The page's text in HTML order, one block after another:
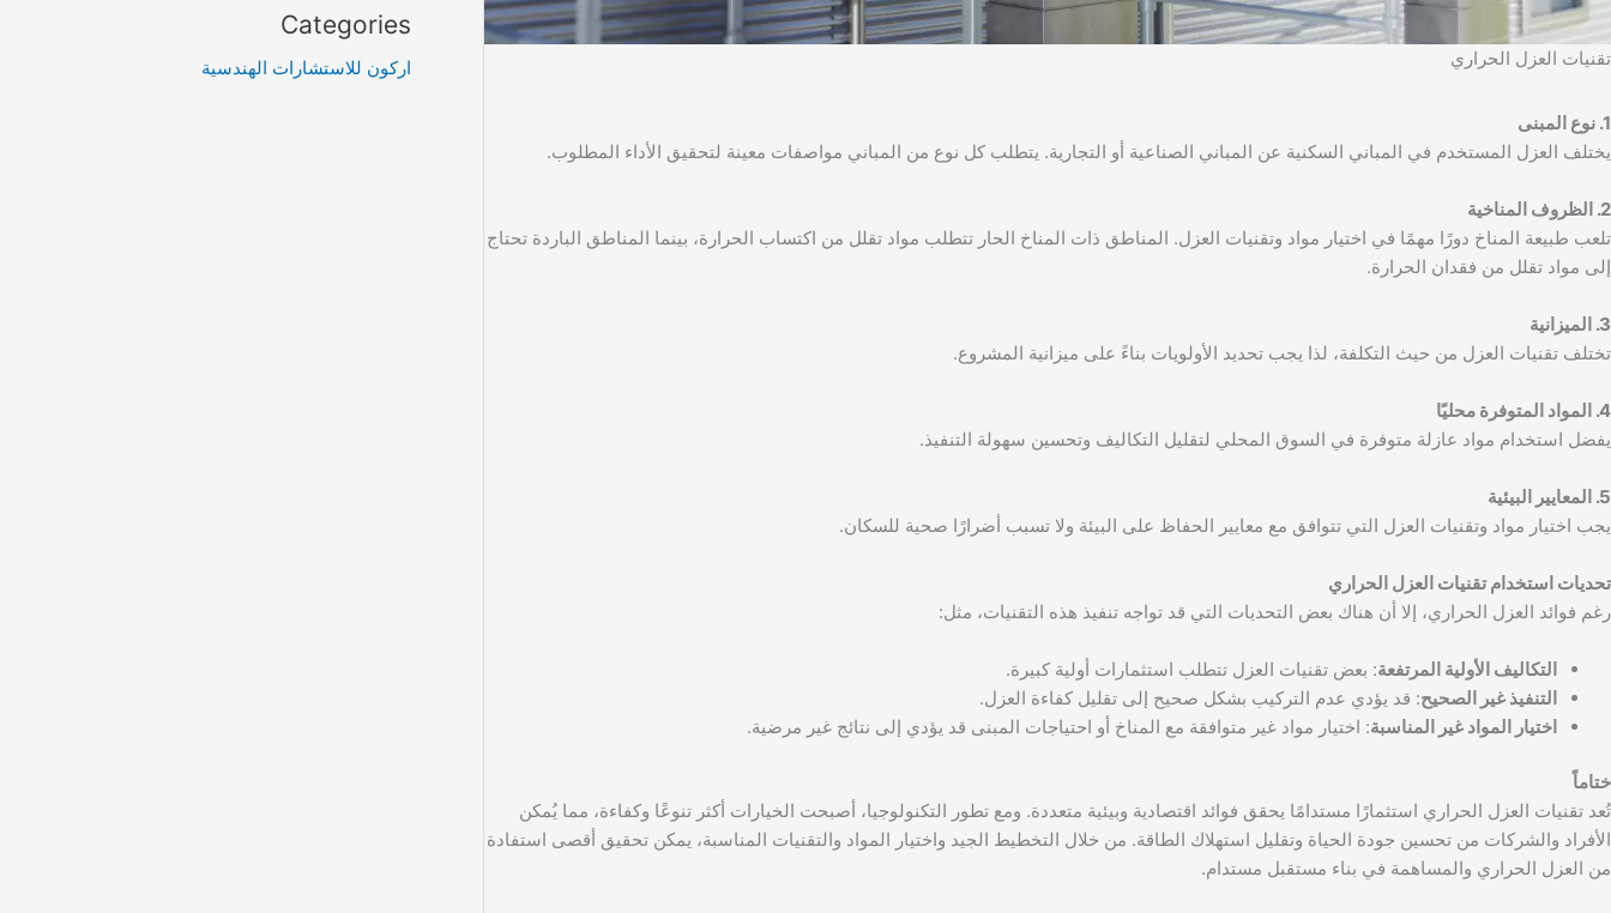
تقنيات العزل الحراري
1. نوع المبنى
يختلف العزل المستخدم في المباني السكنية عن المباني الصناعية أو التجارية. يتطلب كل نوع من المباني مواصفات معينة لتحقيق الأداء المطلوب.
2. الظروف المناخية
تلعب طبيعة المناخ دورًا مهمًا في اختيار مواد وتقنيات العزل. المناطق ذات المناخ الحار تتطلب مواد تقلل من اكتساب الحرارة، بينما المناطق الباردة تحتاج
إلى مواد تقلل من فقدان الحرارة.
3. الميزانية
تختلف تقنيات العزل من حيث التكلفة، لذا يجب تحديد الأولويات بناءً على ميزانية المشروع.
4. المواد المتوفرة محليًا
يفضل استخدام مواد عازلة متوفرة في السوق المحلي لتقليل التكاليف وتحسين سهولة التنفيذ.
5. المعايير البيئية
يجب اختيار مواد وتقنيات العزل التي تتوافق مع معايير الحفاظ على البيئة ولا تسبب أضرارًا صحية للسكان.
تحديات استخدام تقنيات العزل الحراري
رغم فوائد العزل الحراري، إلا أن هناك بعض التحديات التي قد تواجه تنفيذ هذه التقنيات، مثل:
التكاليف الأولية المرتفعة: بعض تقنيات العزل تتطلب استثمارات أولية كبيرة.
التنفيذ غير الصحيح: قد يؤدي عدم التركيب بشكل صحيح إلى تقليل كفاءة العزل.
اختيار المواد غير المناسبة: اختيار مواد غير متوافقة مع المناخ أو احتياجات المبنى قد يؤدي إلى نتائج غير مرضية.
ختاماً
تُعد تقنيات العزل الحراري استثمارًا مستدامًا يحقق فوائد اقتصادية وبيئية متعددة. ومع تطور التكنولوجيا، أصبحت الخيارات أكثر تنوعًا وكفاءة، مما يُمكن
الأفراد والشركات من تحسين جودة الحياة وتقليل استهلاك الطاقة. من خلال التخطيط الجيد واختيار المواد والتقنيات المناسبة، يمكن تحقيق أقصى استفادة
من العزل الحراري والمساهمة في بناء مستقبل مستدام.
Categories
اركون للاستشارات الهندسية